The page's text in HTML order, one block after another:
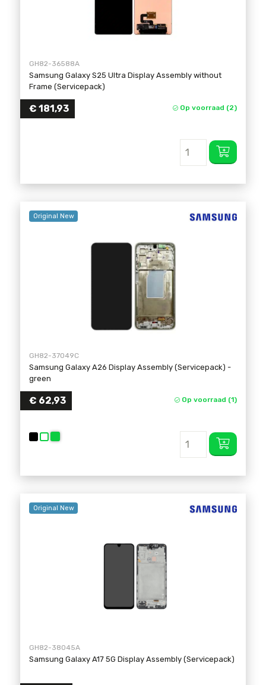
GH82-36588A
Samsung Galaxy S25 Ultra Display Assembly without
Frame (Servicepack)
€ 181,93 Op voorraad (2)
Original New
GH82-37049C
Samsung Galaxy A26 Display Assembly (Servicepack) -
green
€ 62,93 Op voorraad (1)
Original New
GH82-38045A
Samsung Galaxy A17 5G Display Assembly (Servicepack)